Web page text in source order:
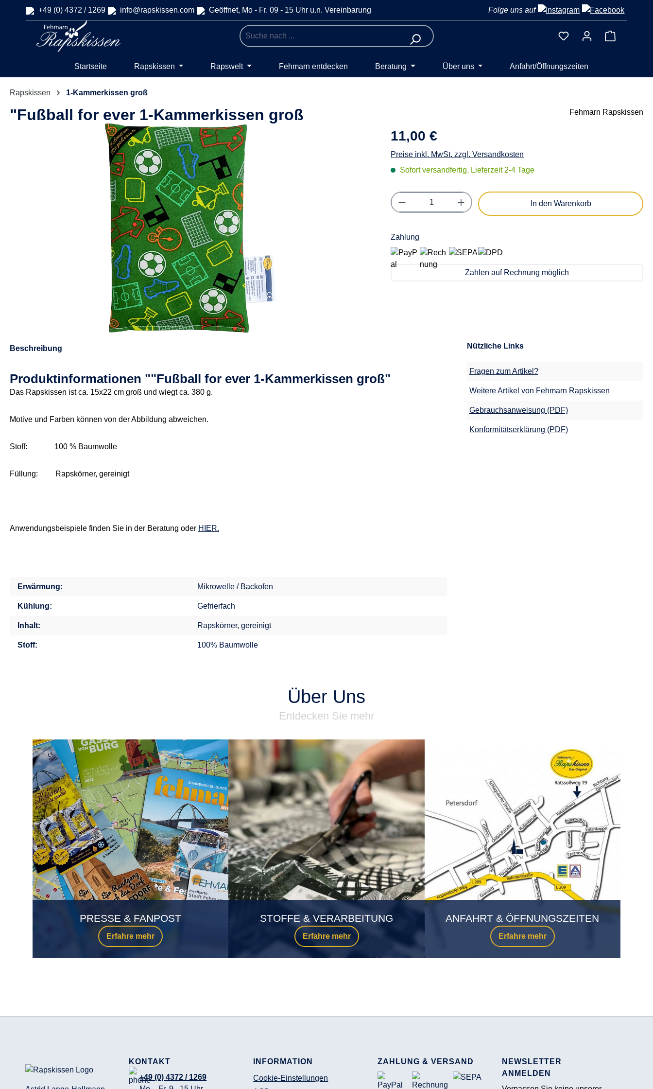
Zur Hauptnavigation springen
+49 (0) 4372 / 1269 info@rapskissen.com Geöffnet, Mo - Fr. 09 - 15 Uhr u.n. Vereinbarung Folge uns auf
Startseite Rapskissen Rapswelt Fehmarn entdecken Beratung Über uns Anfahrt/Öffnungszeiten
Rapskissen 1-Kammerkissen groß
"Fußball for ever 1-Kammerkissen groß
Fehmarn Rapskissen
11,00 €
Preise inkl. MwSt. zzgl. Versandkosten
Sofort versandfertig, Lieferzeit 2-4 Tage
Produkt Anzahl: Gib den gewünschten Wert ein
In den Warenkorb
Zahlung
Zahlen auf Rechnung möglich
Beschreibung
Produktinformationen ""Fußball for ever 1-Kammerkissen groß"
Das Rapskissen ist ca. 15x22 cm groß und wiegt ca. 380 g.
Motive und Farben können von der Abbildung abweichen.
Stoff: 100 % Baumwolle
Füllung: Rapskörner, gereinigt
Anwendungsbeispiele finden Sie in der Beratung oder HIER.
Erwärmung: Mikrowelle / Backofen
Kühlung: Gefrierfach
Inhalt: Rapskörner, gereinigt
Stoff: 100% Baumwolle
Nützliche Links
Fragen zum Artikel?
Weitere Artikel von Fehmarn Rapskissen
Gebrauchsanweisung (PDF)
Konformitätserklärung (PDF)
Über Uns
Entdecken Sie mehr
Erfahre mehr
PRESSE & FANPOST
Erfahre mehr
STOFFE & VERARBEITUNG
Erfahre mehr
ANFAHRT & ÖFFNUNGSZEITEN
KONTAKT
+49 (0) 4372 / 1269
INFORMATION
Cookie-Einstellungen
ZAHLUNG & VERSAND
NEWSLETTER
ANMELDEN